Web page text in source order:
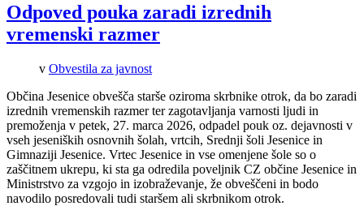
Odpoved pouka zaradi izrednih
vremenski razmer
v Obvestila za javnost
Občina Jesenice obvešča starše oziroma skrbnike otrok, da bo zaradi
izrednih vremenskih razmer ter zagotavljanja varnosti ljudi in
premoženja v petek, 27. marca 2026, odpadel pouk oz. dejavnosti v
vseh jeseniških osnovnih šolah, vrtcih, Srednji šoli Jesenice in
Gimnaziji Jesenice. Vrtec Jesenice in vse omenjene šole so o
zaščitnem ukrepu, ki sta ga odredila poveljnik CZ občine Jesenice in
Ministrstvo za vzgojo in izobraževanje, že obveščeni in bodo
navodilo posredovali tudi staršem ali skrbnikom otrok.